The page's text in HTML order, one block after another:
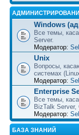
Windows
Все темы,
Server.
Модератор:
Unix
Вопросы,
системах
Модератор:
Enterprise
Все темы,
BizTalk Server,
Модератор:
БАЗА ЗНАНИЙ